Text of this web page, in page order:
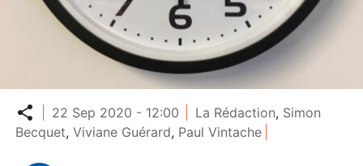
Partager
22 Sep 2020 - 12:00 La Rédaction, Simon
Becquet,Viviane Guérard, Paul Vintache